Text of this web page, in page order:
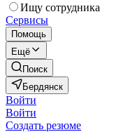
Ищу сотрудника
Сервисы
Помощь
Ещё
Поиск
Бердянск
Войти
Войти
Создать резюме